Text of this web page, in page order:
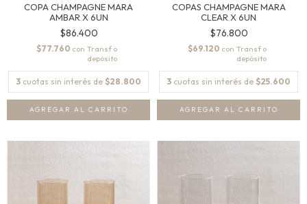
COPA CHAMPAGNE MARA
AMBAR X 6UN
$86.400
$77.760 con
3 cuotas sin interés de $28.800
COPAS CHAMPAGNE MARA
CLEAR X 6UN
$76.800
$69.120 con
3 cuotas sin interés de $25.600